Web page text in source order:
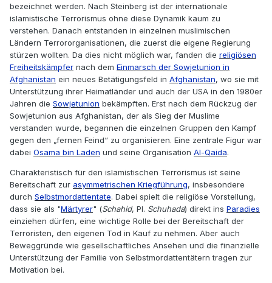
bezeichnet werden. Nach Steinberg ist der internationale
islamistische Terrorismus ohne diese Dynamik kaum zu
verstehen. Danach entstanden in einzelnen muslimischen
Ländern Terrororganisationen, die zuerst die eigene Regierung
stürzen wollten. Da dies nicht möglich war, fanden die religiösen
Freiheitskämpfer nach dem Einmarsch der Sowjetunion in
Afghanistan ein neues Betätigungsfeld in Afghanistan, wo sie mit
Unterstützung ihrer Heimatländer und auch der USA in den 1980er
Jahren die Sowjetunion bekämpften. Erst nach dem Rückzug der
Sowjetunion aus Afghanistan, der als Sieg der Muslime
verstanden wurde, begannen die einzelnen Gruppen den Kampf
gegen den „fernen Feind“ zu organisieren. Eine zentrale Figur war
dabei Osama bin Laden und seine Organisation Al-Qaida.
Charakteristisch für den islamistischen Terrorismus ist seine
Bereitschaft zur asymmetrischen Kriegführung, insbesondere
durch Selbstmordattentate. Dabei spielt die religiöse Vorstellung,
dass sie als "Märtyrer" (Schahid, Pl. Schuhada) direkt ins Paradies
einziehen dürfen, eine wichtige Rolle bei der Bereitschaft der
Terroristen, den eigenen Tod in Kauf zu nehmen. Aber auch
Beweggründe wie gesellschaftliches Ansehen und die finanzielle
Unterstützung der Familie von Selbstmordattentätern tragen zur
Motivation bei.